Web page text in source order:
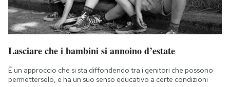
Lasciare che i bambini si annoino d’estate
È un approccio che si sta diffondendo tra i genitori che possono
permetterselo, e ha un suo senso educativo a certe condizioni